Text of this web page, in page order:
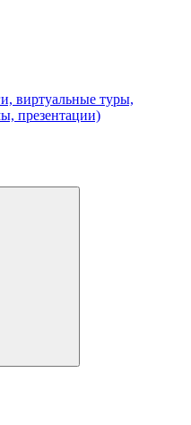
виртуальные туры,
презентации)